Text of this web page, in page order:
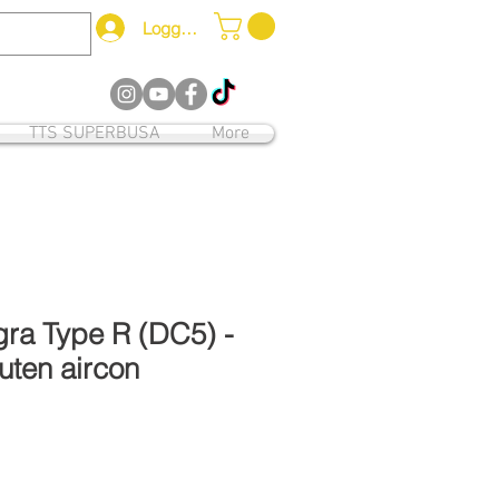
Logg inn
TTS SUPERBUSA More
Type R (DC5) -
aircon